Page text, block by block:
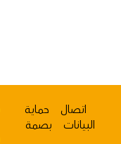
اتصال حماية
البيانات
بصمة